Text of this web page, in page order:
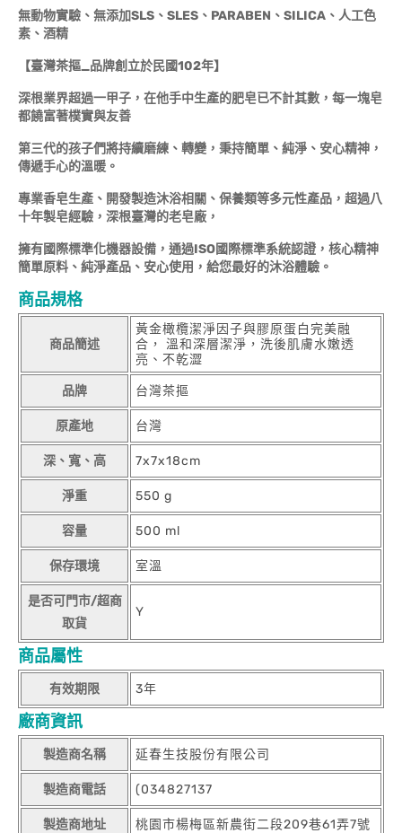
無動物實驗、無添加SLS、SLES、PARABEN、SILICA、人工色
素、酒精
【臺灣茶摳_品牌創立於民國102年】
深根業界超過一甲子，在他手中生產的肥皂已不計其數，每一塊皂
都饒富著樸實與友善
第三代的孩子們將持續磨練、轉變，秉持簡單、純淨、安心精神，
傳遞手心的溫暖。
專業香皂生產、開發製造沐浴相關、保養類等多元性產品，超過八
十年製皂經驗，深根臺灣的老皂廠，
擁有國際標準化機器設備，通過ISO國際標準系統認證，核心精神
簡單原料、純淨產品、安心使用，給您最好的沐浴體驗。
商品規格
商品簡述
黃金橄欖潔淨因子與膠原蛋白完美融
合， 溫和深層潔淨，洗後肌膚水嫩透
亮、不乾澀
品牌 台灣茶摳
原產地 台灣
深、寬、高 7x7x18cm
淨重 550 g
容量 500 ml
保存環境 室溫
是否可門市/超商
取貨
Y
商品屬性
有效期限 3年
廠商資訊
製造商名稱 延春生技股份有限公司
製造商電話 (034827137
製造商地址 桃園市楊梅區新農街二段209巷61弄7號